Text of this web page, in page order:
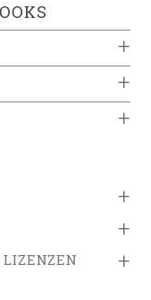
+
+
+
+
+
+